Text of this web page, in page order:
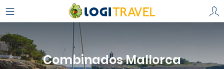
Combinados Mallorca